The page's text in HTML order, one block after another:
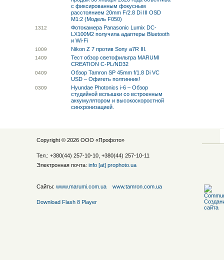
с фиксированным фокусным
расстоянием 20mm F/2.8 Di III OSD
M1:2 (Модель F050)
1312
Фотокамера Panasonic Lumix DC-
LX100M2 получила адаптеры Bluetooth
и Wi-Fi
1009 Nikon Z 7 против Sony a7R III.
1409
Тест обзор светофильтра MARUMI
CREATION C-PL/ND32
0409
Обзор Tamron SP 45mm f/1.8 Di VC
USD – Офигеть полтинник!
0309
Hyundae Photonics i-6 – Обзор
студийной вспышки со встроенным
аккумулятором и высокоскоростной
синхронизацией.
Copyright © 2026 ООО «Профото»
Тел.: +380(44) 257-10-10, +380(44) 257-10-11
Электронная почта: info [at] prophoto.ua
Сайты: www.marumi.com.ua www.tamron.com.ua
Download Flash 8 Player